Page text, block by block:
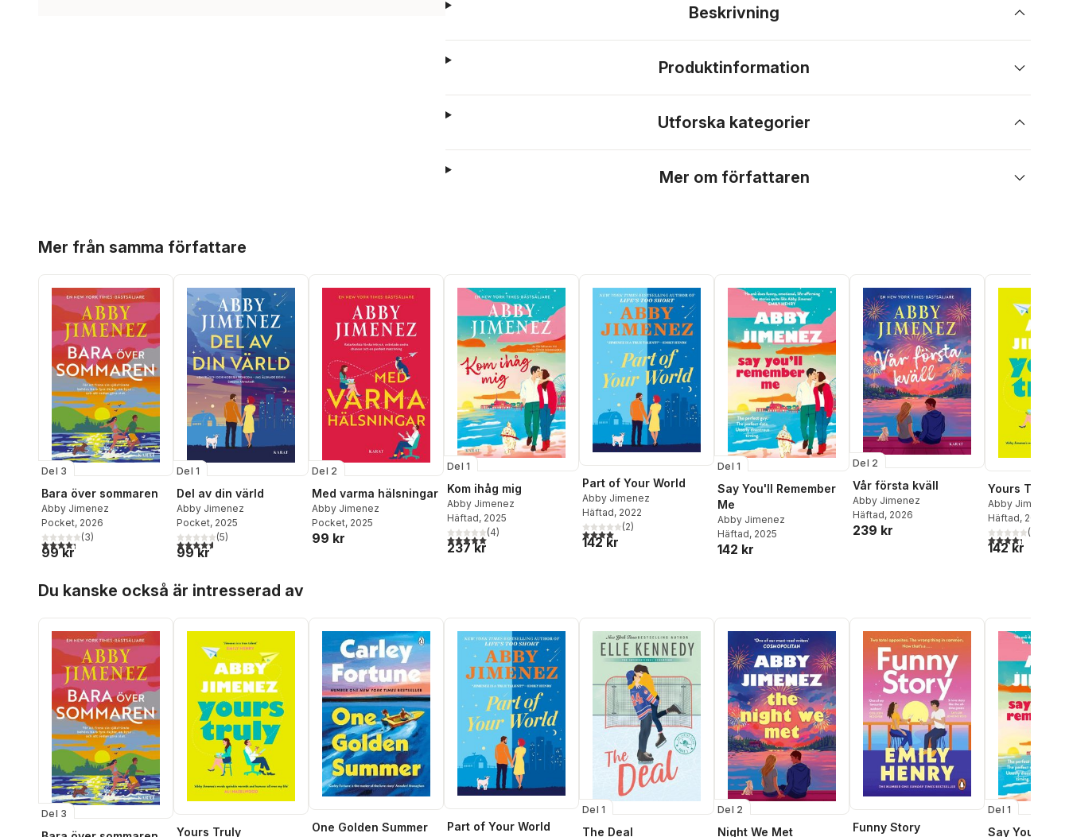
Beskrivning
Produktinformation
Utforska kategorier
Mer om författaren
Mer från samma författare
Del 3
Bara över sommaren
Abby Jimenez
Pocket, 2026
4,3utav 5 stjärnor. Totalt antal röster:
(3)
99 kr
Del 1
Del av din värld
Abby Jimenez
Pocket, 2025
4,6utav 5 stjärnor. Totalt antal röster:
(5)
99 kr
Del 2
Med varma hälsningar
Abby Jimenez
Pocket, 2025
99 kr
Del 1
Kom ihåg mig
Abby Jimenez
Häftad, 2025
5,0utav 5 stjärnor. Totalt antal röster:
(4)
237 kr
Part of Your World
Abby Jimenez
Häftad, 2022
4,0utav 5 stjärnor. Totalt antal röster:
(2)
142 kr
Del 1
Say You'll Remember
Me
Abby Jimenez
Häftad, 2025
142 kr
Del 2
Vår första kväll
Abby Jimenez
Häftad, 2026
239 kr
Yours Truly
Abby Jimenez
Häftad, 2023
4,3utav 5(
142 kr
Du kanske också är intresserad av
Del 3
Yours Truly One Golden Summer Part of Your World
Del 1
The Deal
Del 2
Night We Met Funny Story
Del 1
Say You'll